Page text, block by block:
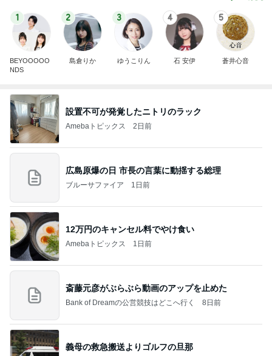
1
BEYOOOOO
NDS
2
島倉りか
3
ゆうこりん
4
石 安伊
5
蒼井心音
設置不可が発覚したニトリのラック
Amebaトピックス 2日前
広島原爆の日 市長の言葉に動揺する総理
ブルーサファイア 1日前
12万円のキャンセル料でやけ食い
Amebaトピックス 1日前
斎藤元彦がぶらぶら動画のアップを止めた
Bank of Dreamの公営競技はどこへ行く 8日前
義母の救急搬送よりゴルフの旦那